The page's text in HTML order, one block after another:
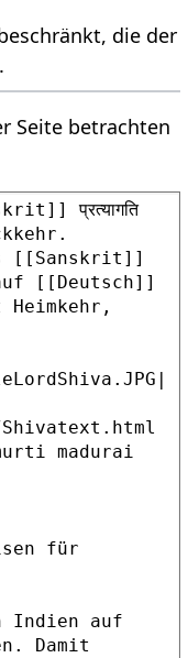
die der
Seite betrachten